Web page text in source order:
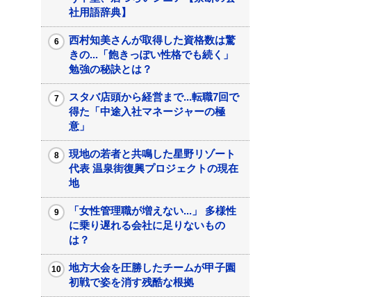
社用語辞典】
西村知美さんが取得した資格数は驚
きの...「飽きっぽい性格でも続く」
勉強の秘訣とは？
スタバ店頭から経営まで...転職7回で
得た「中途入社マネージャーの極
意」
現地の若者と共鳴した星野リゾート
代表 温泉街復興プロジェクトの現在
地
「女性管理職が増えない...」 多様性
に乗り遅れる会社に足りないもの
は？
地方大会を圧勝したチームが甲子園
初戦で姿を消す残酷な根拠